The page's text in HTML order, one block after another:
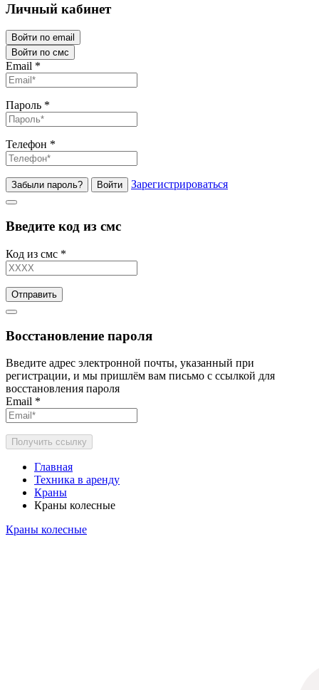
Личный кабинет
Войти по email
Войти по смс
Email *
Пароль *
Телефон *
Забыли пароль? Войти Зарегистрироваться
Введите код из смс
Код из смс *
Отправить
Восстановление пароля
Введите адрес электронной почты, указанный при
регистрации, и мы пришлём вам письмо с ссылкой для
восстановления пароля
Email *
Получить ссылку
Главная
Техника в аренду
Краны
Краны колесные
Краны колесные